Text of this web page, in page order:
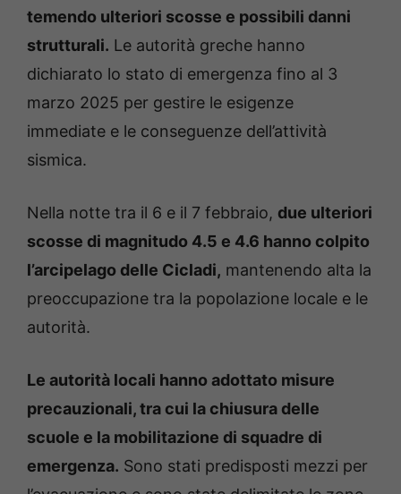
temendo ulteriori scosse e possibili danni
strutturali. Le autorità greche hanno
dichiarato lo stato di emergenza fino al 3
marzo 2025 per gestire le esigenze
immediate e le conseguenze dell’attività
sismica.
Nella notte tra il 6 e il 7 febbraio, due ulteriori
scosse di magnitudo 4.5 e 4.6 hanno colpito
l’arcipelago delle Cicladi, mantenendo alta la
preoccupazione tra la popolazione locale e le
autorità.
Le autorità locali hanno adottato misure
precauzionali, tra cui la chiusura delle
scuole e la mobilitazione di squadre di
emergenza. Sono stati predisposti mezzi per